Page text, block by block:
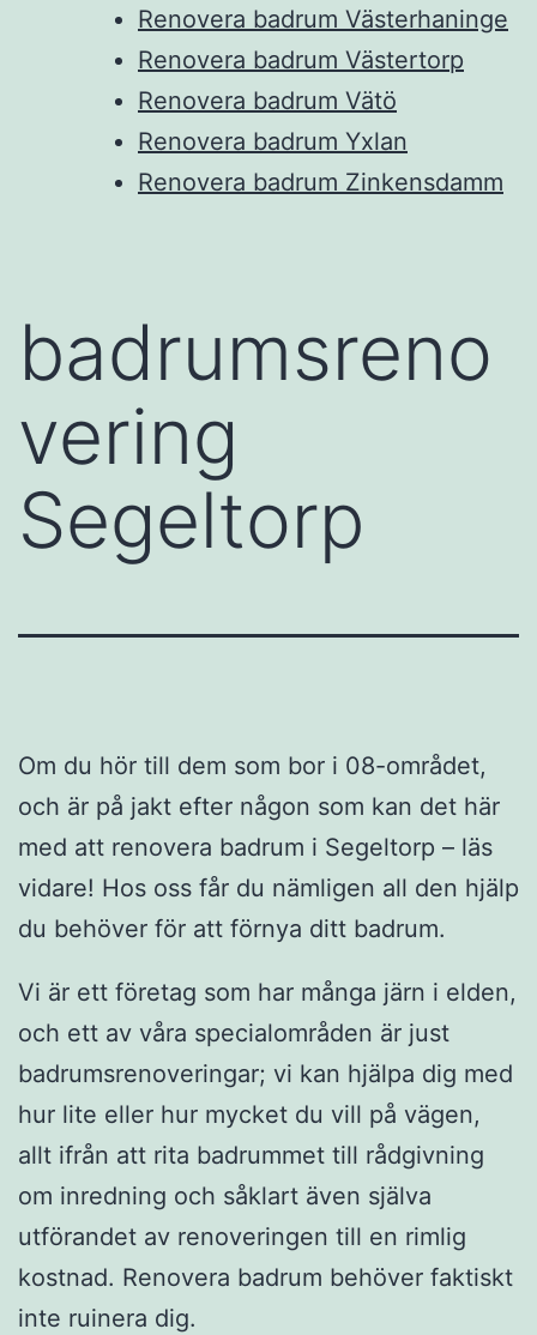
Renovera badrum Västerhaninge
Renovera badrum Västertorp
Renovera badrum Vätö
Renovera badrum Yxlan
Renovera badrum Zinkensdamm
badrumsreno
vering
Segeltorp
Om du hör till dem som bor i 08-området,
och är på jakt efter någon som kan det här
med att renovera badrum i Segeltorp – läs
vidare! Hos oss får du nämligen all den hjälp
du behöver för att förnya ditt badrum.
Vi är ett företag som har många järn i elden,
och ett av våra specialområden är just
badrumsrenoveringar; vi kan hjälpa dig med
hur lite eller hur mycket du vill på vägen,
allt ifrån att rita badrummet till rådgivning
om inredning och såklart även själva
utförandet av renoveringen till en rimlig
kostnad. Renovera badrum behöver faktiskt
inte ruinera dig.